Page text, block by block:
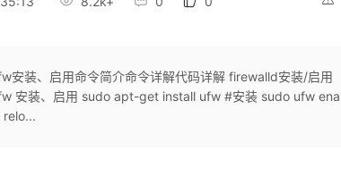
安装、启用命令简介命令详解代码详解 firewalld安装/启用
安装、启用 sudo apt-get install ufw #安装 sudo ufw ena